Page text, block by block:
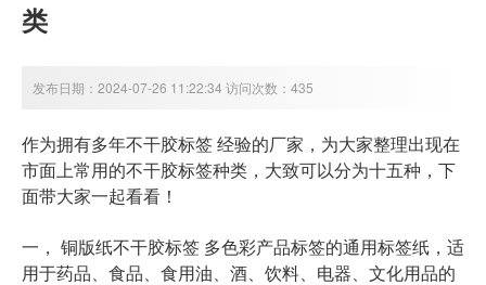
类
发布日期：2024-07-26 11:22:34 访问次数：435
作为拥有多年不干胶标签 经验的厂家，为大家整理出现在
市面上常用的不干胶标签种类，大致可以分为十五种，下
面带大家一起看看！
一， 铜版纸不干胶标签 多色彩产品标签的通用标签纸，适
用于药品、食品、食用油、酒、饮料、电器、文化用品的